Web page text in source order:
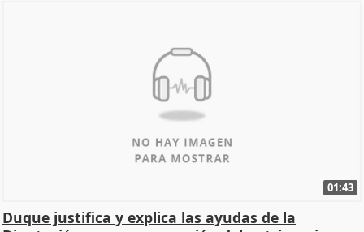
01:43
Duque justifica y explica las ayudas de la